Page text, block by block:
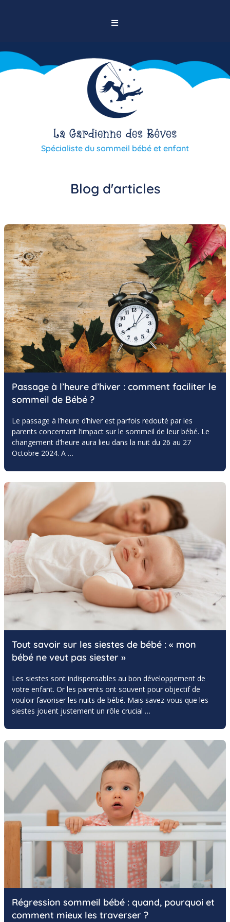
Spécialiste du sommeil bébé et enfant
Blog d'articles
Passage à l’heure d’hiver : comment faciliter le
sommeil de Bébé ?
Le passage à l’heure d’hiver est parfois redouté par les
parents concernant l‘impact sur le sommeil de leur bébé. Le
changement d’heure aura lieu dans la nuit du 26 au 27
Octobre 2024. A …
Tout savoir sur les siestes de bébé : « mon
bébé ne veut pas siester »
Les siestes sont indispensables au bon développement de
votre enfant. Or les parents ont souvent pour objectif de
vouloir favoriser les nuits de bébé. Mais savez-vous que les
siestes jouent justement un rôle crucial …
Régression sommeil bébé : quand, pourquoi et
comment mieux les traverser ?